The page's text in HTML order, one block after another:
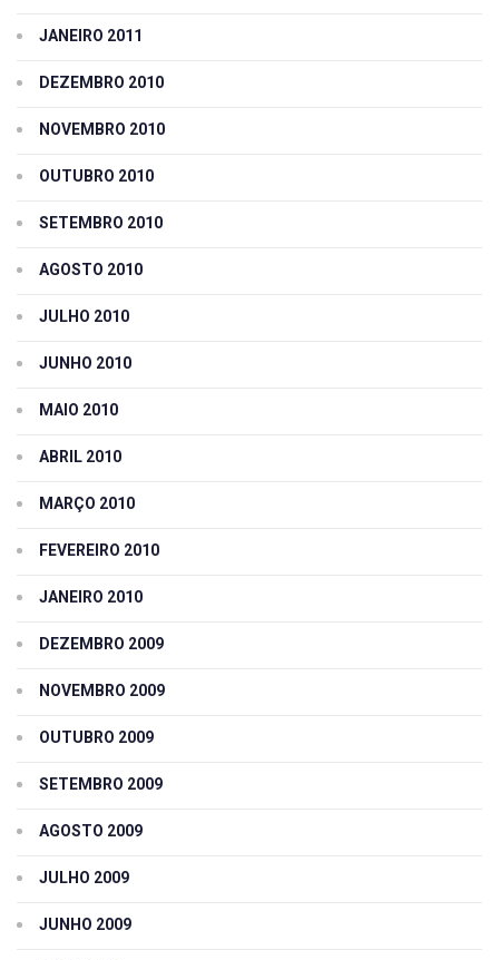
JANEIRO 2011
DEZEMBRO 2010
NOVEMBRO 2010
OUTUBRO 2010
SETEMBRO 2010
AGOSTO 2010
JULHO 2010
JUNHO 2010
MAIO 2010
ABRIL 2010
MARÇO 2010
FEVEREIRO 2010
JANEIRO 2010
DEZEMBRO 2009
NOVEMBRO 2009
OUTUBRO 2009
SETEMBRO 2009
AGOSTO 2009
JULHO 2009
JUNHO 2009